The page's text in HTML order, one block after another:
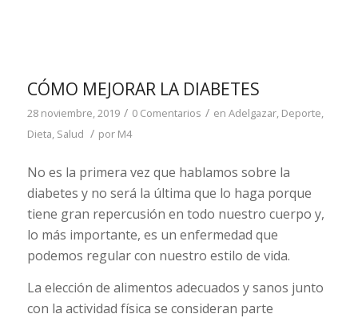
CÓMO MEJORAR LA DIABETES
28 noviembre, 2019 / 0 Comentarios / en Adelgazar, Deporte,
Dieta, Salud / por M4
No es la primera vez que hablamos sobre la
diabetes y no será la última que lo haga porque
tiene gran repercusión en todo nuestro cuerpo y,
lo más importante, es un enfermedad que
podemos regular con nuestro estilo de vida.
La elección de alimentos adecuados y sanos junto
con la actividad física se consideran parte